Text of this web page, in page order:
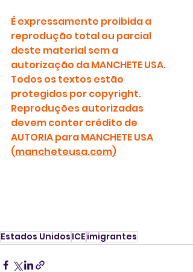
É expressamente proibida a
reprodução total ou parcial
deste material sem a
autorização da MANCHETE USA.
Todos os textos estão
protegidos por copyright.
Reproduções autorizadas
devem conter crédito de
AUTORIA para MANCHETE USA
(mancheteusa.com)
Estados Unidos ICE imigrantes